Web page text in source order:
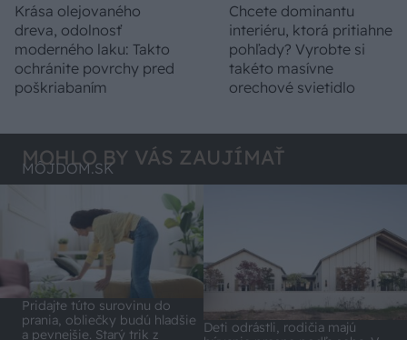
Krása olejovaného
dreva, odolnosť
moderného laku: Takto
ochránite povrchy pred
poškriabaním
Chcete dominantu
interiéru, ktorá pritiahne
pohľady? Vyrobte si
takéto masívne
orechové svietidlo
MOHLO BY VÁS ZAUJÍMAŤ
MÔJDOM.SK
Pridajte túto surovinu do
prania, obliečky budú hladšie
a pevnejšie. Starý trik z
Deti odrástli, rodičia majú